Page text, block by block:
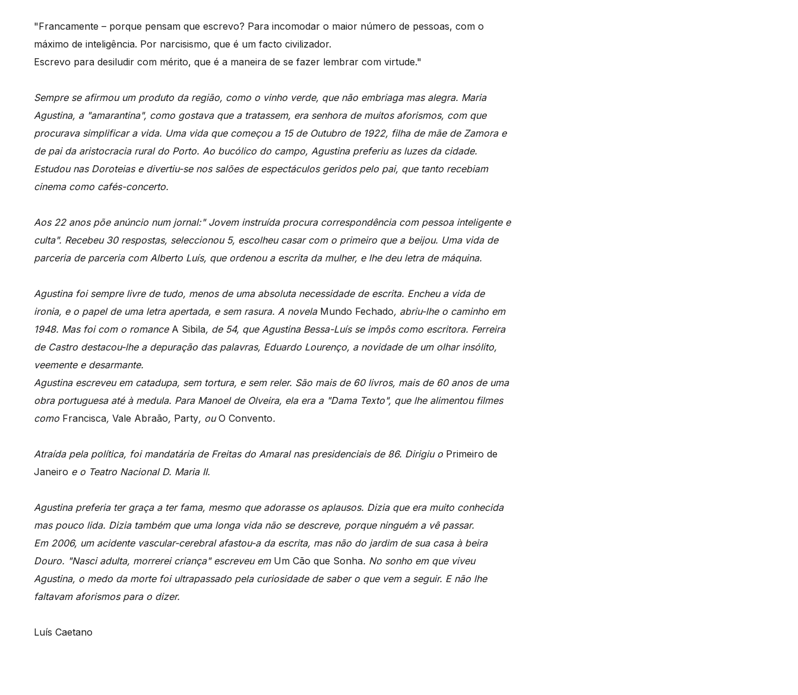
"Francamente – porque pensam que escrevo? Para incomodar o maior número de pessoas, com o
máximo de inteligência. Por narcisismo, que é um facto civilizador.
Escrevo para desiludir com mérito, que é a maneira de se fazer lembrar com virtude."
Sempre se afirmou um produto da região, como o vinho verde, que não embriaga mas alegra. Maria
Agustina, a "amarantina", como gostava que a tratassem, era senhora de muitos aforismos, com que
procurava simplificar a vida. Uma vida que começou a 15 de Outubro de 1922, filha de mãe de Zamora e
de pai da aristocracia rural do Porto. Ao bucólico do campo, Agustina preferiu as luzes da cidade.
Estudou nas Doroteias e divertiu-se nos salões de espectáculos geridos pelo pai, que tanto recebiam
cinema como cafés-concerto.
Aos 22 anos põe anúncio num jornal:" Jovem instruída procura correspondência com pessoa inteligente e
culta". Recebeu 30 respostas, seleccionou 5, escolheu casar com o primeiro que a beijou. Uma vida de
parceria de parceria com Alberto Luís, que ordenou a escrita da mulher, e lhe deu letra de máquina.
Agustina foi sempre livre de tudo, menos de uma absoluta necessidade de escrita. Encheu a vida de
ironia, e o papel de uma letra apertada, e sem rasura. A novela Mundo Fechado, abriu-lhe o caminho em
1948. Mas foi com o romance A Sibila, de 54, que Agustina Bessa-Luís se impôs como escritora. Ferreira
de Castro destacou-lhe a depuração das palavras, Eduardo Lourenço, a novidade de um olhar insólito,
veemente e desarmante.
Agustina escreveu em catadupa, sem tortura, e sem reler. São mais de 60 livros, mais de 60 anos de uma
obra portuguesa até à medula. Para Manoel de Olveira, ela era a "Dama Texto", que lhe alimentou filmes
como Francisca, Vale Abraão, Party, ouO Convento.
Atraída pela política, foi mandatária de Freitas do Amaral nas presidenciais de 86. Dirigiu o Primeiro de
Janeiro e o Teatro Nacional D. Maria II.
Agustina preferia ter graça a ter fama, mesmo que adorasse os aplausos. Dizia que era muito conhecida
mas pouco lida. Dizia também que uma longa vida não se descreve, porque ninguém a vê passar.
Em 2006, um acidente vascular-cerebral afastou-a da escrita, mas não do jardim de sua casa à beira
Douro. "Nasci adulta, morrerei criança" escreveu em Um Cão que Sonha. No sonho em que viveu
Agustina, o medo da morte foi ultrapassado pela curiosidade de saber o que vem a seguir. E não lhe
faltavam aforismos para o dizer.
Luís Caetano